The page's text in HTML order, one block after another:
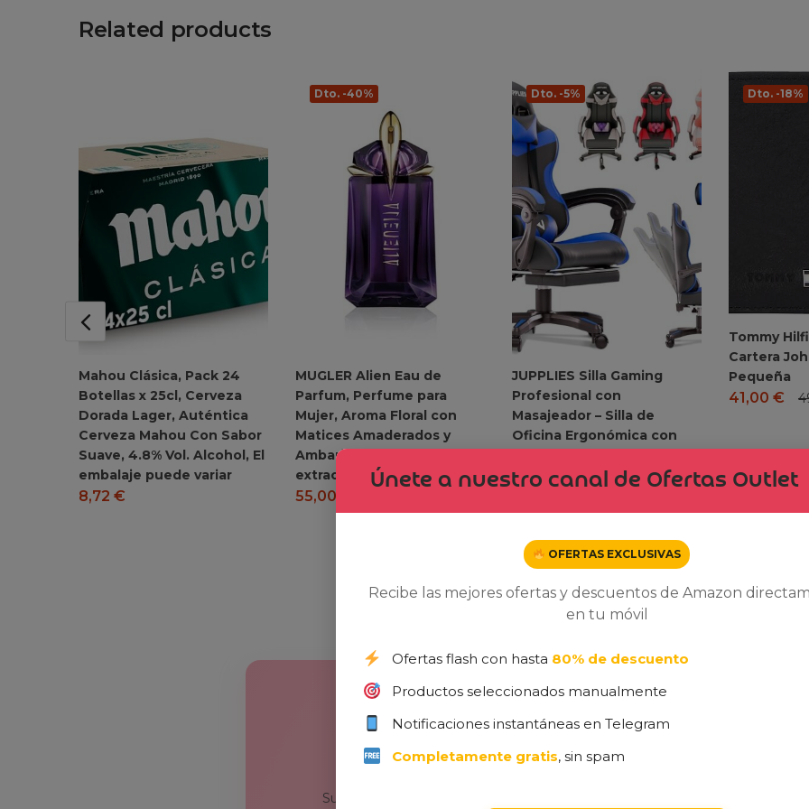
Related products
Mahou Clásica, Pack 24
Botellas x 25cl, Cerveza
Dorada Lager, Auténtica
Cerveza Mahou Con Sabor
Suave, 4.8% Vol. Alcohol, El
embalaje puede variar
8,72 €
Dto. -40%
MUGLER Alien Eau de
Parfum, Perfume para
Mujer, Aroma Floral con
Matices Amaderados y
Ambarinos, Fragancia
extraordinaria, Recargable
55,00
Dto. -5%
JUPPLIES Silla Gaming
Profesional con
Masajeador – Silla de
Oficina Ergonómica con
Regulable y Respaldo
Juegos
104,49€ 109,99€
Dto. -18%
Tommy
Cartera
Pequeña
41,00 €
¡No Te Pierdas Nuestras Ofertas!
Suscríbete y recibe las mejores ofertas y descuentos exclusivos
Únete a nuestro canal de Ofertas Outlet
OFERTAS EXCLUSIVAS
Recibe las mejores ofertas y descuentos de Amazon
en tu móvil
Ofertas flash con hasta 80% de descuento
Productos seleccionados manualmente
Notificaciones instantáneas en Telegram
Completamente gratis, sin spam